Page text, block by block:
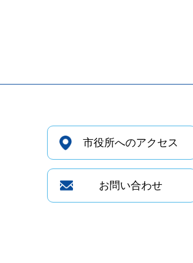
市役所へのアクセス
お問い合わせ